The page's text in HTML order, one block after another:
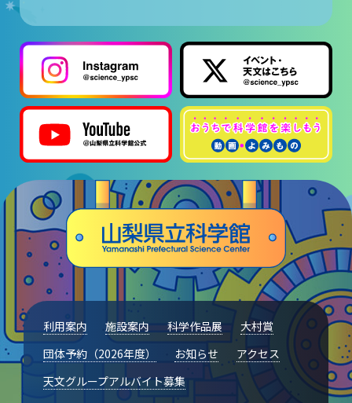
利用案内 施設案内 科学作品展
大村賞
団体予約（2026年度）
お知らせ
アクセス
天文グループアルバイト募集